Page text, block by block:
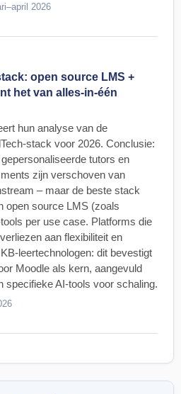
2026
open source LMS +
het van alles-in-één
hun analyse van de
stack voor 2026. Conclusie:
tutors en
zijn verschoven van
– maar de beste stack
open source LMS (zoals
per use case. Platforms die
aan flexibiliteit en
leertechnologen: dit bevestigt
Moodle als kern, aangevuld
specifieke AI-tools voor schaling.